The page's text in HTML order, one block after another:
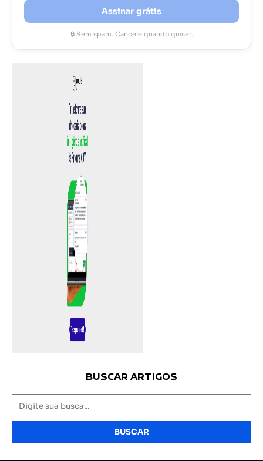
Assinar grátis
🔒 Sem spam. Cancele quando quiser.
BUSCAR ARTIGOS
BUSCAR